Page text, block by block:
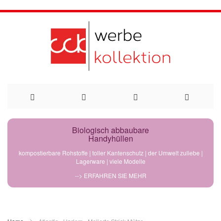
Direkt
Biologisch abbaubare
Handyhüllen
kompostierbare Rohstoffe | toller Kantenschutz | der Umwelt zuliebe |
Lagerware | viele Modelle
--> ERFAHREN SIE MEHR